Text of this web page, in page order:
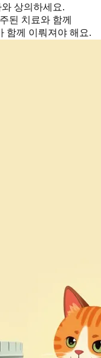
상의하세요.
된 치료와 함께
함께 이뤄져야 해요.